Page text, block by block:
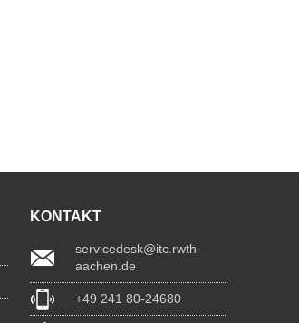
KONTAKT
servicedesk@itc.rwth-
aachen.de
+49 241 80-24680